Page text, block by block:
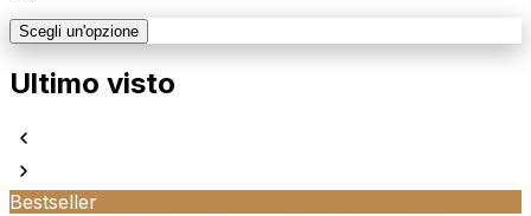
Scegli un'opzione
Ultimo visto
Bestseller